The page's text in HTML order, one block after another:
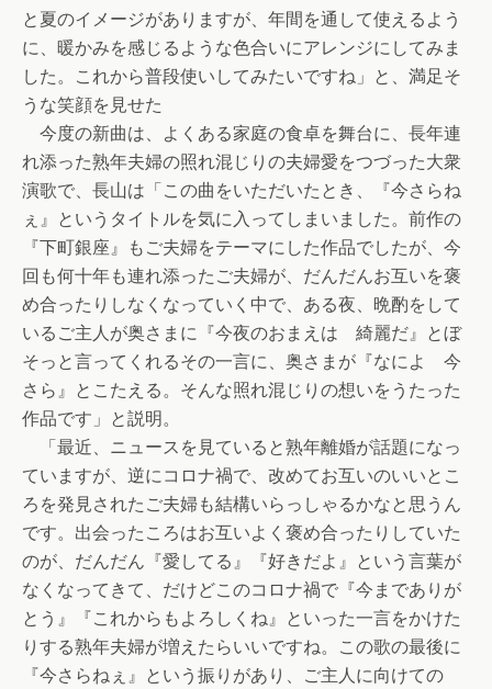
と夏のイメージがありますが、年間を通して使えるよう
に、暖かみを感じるような色合いにアレンジにしてみま
した。これから普段使いしてみたいですね」と、満足そ
うな笑顔を見せた
今度の新曲は、よくある家庭の食卓を舞台に、長年連
れ添った熟年夫婦の照れ混じりの夫婦愛をつづった大衆
演歌で、長山は「この曲をいただいたとき、『今さらね
ぇ』というタイトルを気に入ってしまいました。前作の
『下町銀座』もご夫婦をテーマにした作品でしたが、今
回も何十年も連れ添ったご夫婦が、だんだんお互いを褒
め合ったりしなくなっていく中で、ある夜、晩酌をして
いるご主人が奥さまに『今夜のおまえは 綺麗だ』とぼ
そっと言ってくれるその一言に、奥さまが『なによ 今
さら』とこたえる。そんな照れ混じりの想いをうたった
作品です」と説明。
「最近、ニュースを見ていると熟年離婚が話題になっ
ていますが、逆にコロナ禍で、改めてお互いのいいとこ
ろを発見されたご夫婦も結構いらっしゃるかなと思うん
です。出会ったころはお互いよく褒め合ったりしていた
のが、だんだん『愛してる』『好きだよ』という言葉が
なくなってきて、だけどこのコロナ禍で『今までありが
とう』『これからもよろしくね』といった一言をかけた
りする熟年夫婦が増えたらいいですね。この歌の最後に
『今さらねぇ』という振りがあり、ご主人に向けての